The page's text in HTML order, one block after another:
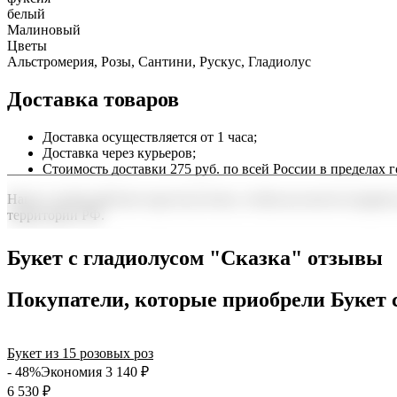
белый
Малиновый
Цветы
Альстромерия, Розы, Сантини, Рускус, Гладиолус
Доставка товаров
Доставка осуществляется от 1 часа;
Доставка через курьеров;
Стоимость доставки 275 руб. по всей России в пределах
Наша служба работает круглосуточно, чтобы вы могли
территории РФ.
точность до минуты. Выбирайте, где купить и сколько стоит
Букет с гладиолусом "Сказка" отзывы
Покупатели, которые приобрели
Букет из 15 розовых роз
- 48%Экономия 3 140 ₽
6 530 ₽